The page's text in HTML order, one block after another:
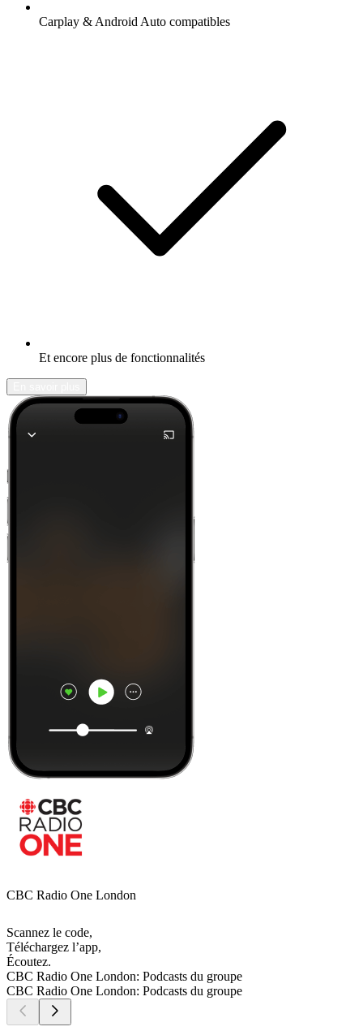
Carplay & Android Auto compatibles
Et encore plus de fonctionnalités
CBC Radio One London
Scannez le code,
Téléchargez l’app,
Écoutez.
CBC Radio One London: Podcasts du groupe
CBC Radio One London: Podcasts du groupe